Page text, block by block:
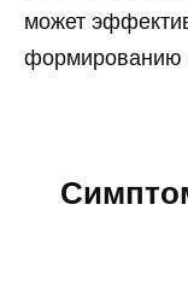
может
формированию